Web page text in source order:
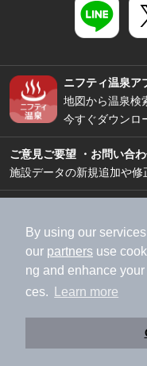
By using our
our partners use
ng and enhance
ces.
Learn more
ニフティ温泉ア
地図から温泉検
今すぐダウンロ
ご意見ご要望 ・お問い合
施設データの新規追加や修
加盟店募集（
利用規約
ラ
特定商取引法に
運営会社